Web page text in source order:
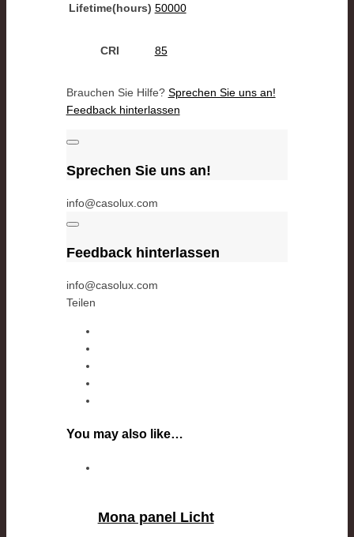
Lifetime(hours) 50000
CRI 85
Brauchen Sie Hilfe? Sprechen Sie uns an!
Feedback hinterlassen
Sprechen Sie uns an!
info@casolux.com
Feedback hinterlassen
info@casolux.com
Teilen
You may also like…
Mona panel Licht